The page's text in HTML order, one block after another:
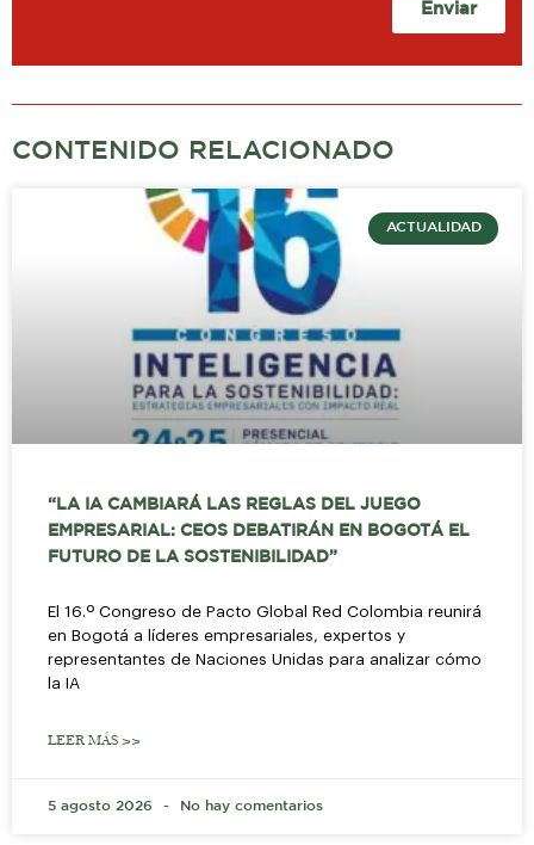
Enviar
CONTENIDO RELACIONADO
ACTUALIDAD
“LA IA CAMBIARÁ LAS REGLAS DEL JUEGO
EMPRESARIAL: CEOS DEBATIRÁN EN BOGOTÁ EL
FUTURO DE LA SOSTENIBILIDAD”
El 16.º Congreso de Pacto Global Red Colombia reunirá
en Bogotá a líderes empresariales, expertos y
representantes de Naciones Unidas para analizar cómo
la IA
LEER MÁS >>
5 agosto 2026 No hay comentarios